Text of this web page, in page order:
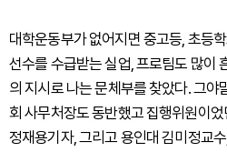
대학운동부가 없어지면 중고등, 초등
선수를 수급받는 실업, 프로팀도 많이
의 지시로 나는 문체부를 찾았다. 그야
회 사무처장도 동반했고 집행위원이
정재용기자, 그리고 용인대 김미정교